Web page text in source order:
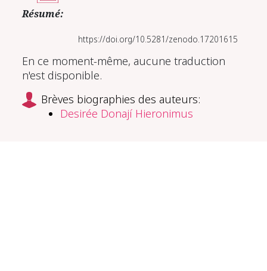
Résumé:
https://doi.org/10.5281/zenodo.17201615
En ce moment-même, aucune traduction
n'est disponible.
Brèves biographies des auteurs:
Desirée Donají Hieronimus